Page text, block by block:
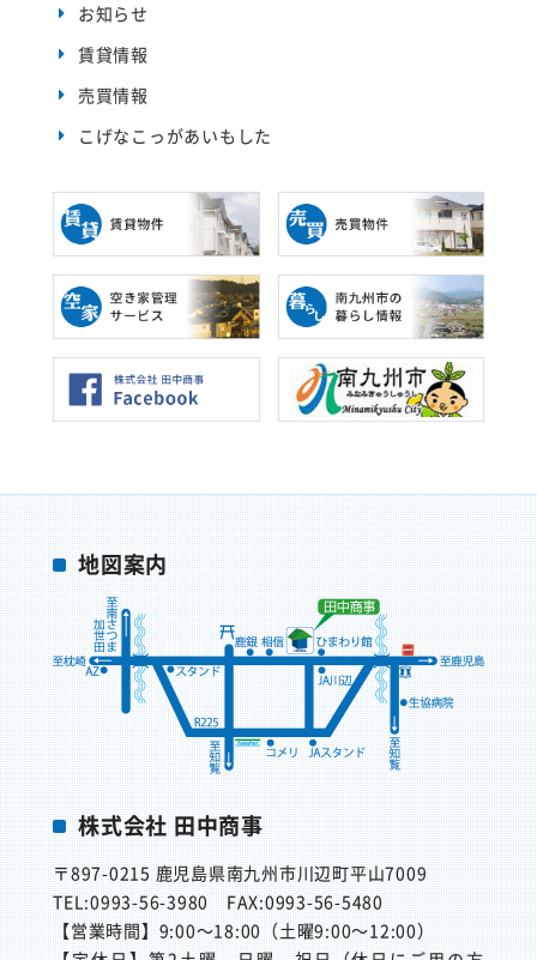
お知らせ
賃貸情報
売買情報
こげなこっがあいもした
地図案内
株式会社 田中商事
〒897-0215鹿児島県南九州市川辺町平山7009
TEL:0993-56-3980FAX:0993-56-5480
【営業時間】9:00～18:00（土曜9:00～12:00）